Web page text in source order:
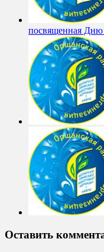
посвященная Дню
Оставить